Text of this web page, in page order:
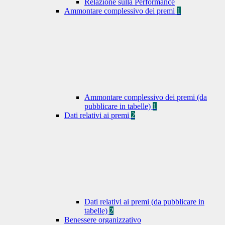
Relazione sulla Performance
Ammontare complessivo dei premi 1
Ammontare complessivo dei premi (da
pubblicare in tabelle) 1
Dati relativi ai premi 2
Dati relativi ai premi (da pubblicare in
tabelle) 2
Benessere organizzativo